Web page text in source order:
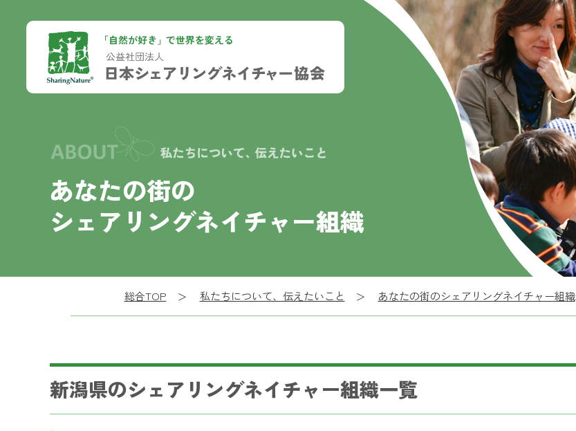
あなたの街の
シェアリングネイチャー組織
総合TOP 私たちについて、伝えたいこと あなたの街のシェアリングネイチャー組織
新潟県のシェアリングネイチャー組織一覧